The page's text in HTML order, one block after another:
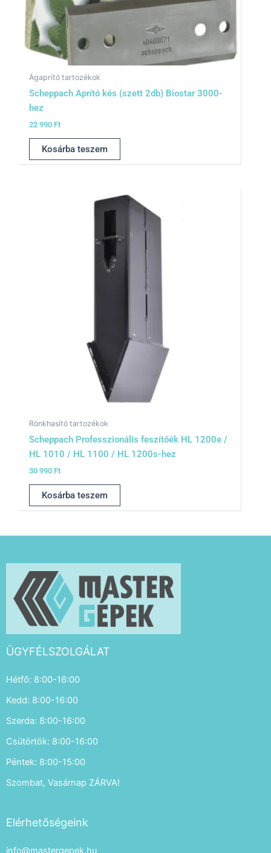
Ágaprító tartozékok
Scheppach Aprító kés (szett 2db) Biostar 3000-
hez
22 990 Ft
Kosárba teszem
Rönkhasító tartozékok
Scheppach Professzionális feszítőék HL 1200e /
HL 1010 / HL 1100 / HL 1200s-hez
30 990 Ft
Kosárba teszem
ÜGYFÉLSZOLGÁLAT
Hétfő: 8:00-16:00
Kedd: 8:00-16:00
Szerda: 8:00-16:00
Csütörtök: 8:00-16:00
Péntek: 8:00-15:00
Szombat, Vasárnap ZÁRVA!
Elérhetőségeink